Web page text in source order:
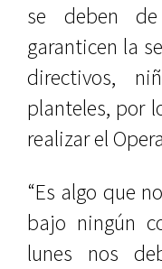
se deben
garanticen la
directivos,
planteles, por
realizar el
“Es algo que
bajo ningún
lunes nos